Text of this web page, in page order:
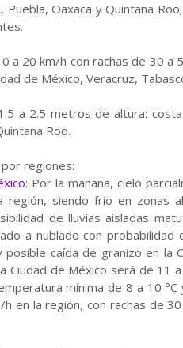
Puebla, Oaxaca y Quintana
a 20 km/h con rachas de 30 a
de México, Veracruz,
a 2.5 metros de altura:
Roo.
regiones:
: Por la mañana, cielo
región, siendo frío en zonas
de lluvias aisladas
a nublado con
posible caída de granizo en la
Ciudad de México será de 11
mínima de 8 a 10
h en la región, con rachas de